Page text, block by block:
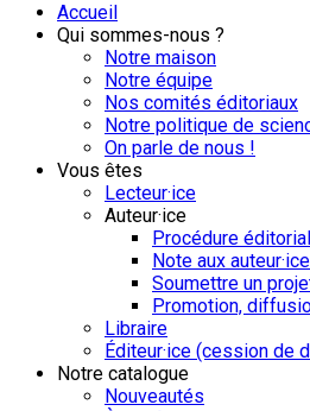
Accueil
Qui sommes-nous ?
Notre maison
Notre équipe
Nos comités éditoriaux
Notre politique de
On parle de nous !
Vous êtes
Lecteur·ice
Auteur·ice
Procédure
Note aux
Soumettre un
Promotion,
Libraire
Éditeur·ice (cession de
Notre catalogue
Nouveautés